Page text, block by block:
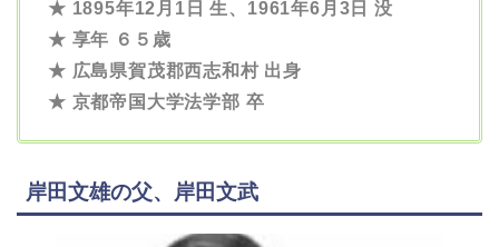
★ 1895年12月1日 生、1961年6月3日 没
★ 享年 ６５歳
★ 広島県賀茂郡西志和村 出身
★ 京都帝国大学法学部 卒
岸田文雄の父、岸田文武